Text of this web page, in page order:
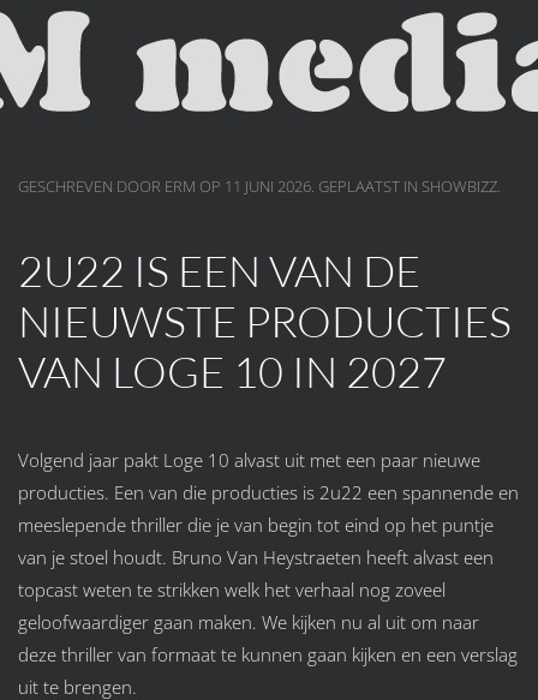
Skip to main content
GESCHREVEN DOOR ERM OP 11 JUNI 2026. GEPLAATST IN SHOWBIZZ.
2U22 IS EEN VAN DE
NIEUWSTE PRODUCTIES
VAN LOGE 10 IN 2027
Volgend jaar pakt Loge 10 alvast uit met een paar nieuwe
producties. Een van die producties is 2u22 een spannende en
meeslepende thriller die je van begin tot eind op het puntje
van je stoel houdt. Bruno Van Heystraeten heeft alvast een
topcast weten te strikken welk het verhaal nog zoveel
geloofwaardiger gaan maken. We kijken nu al uit om naar
deze thriller van formaat te kunnen gaan kijken en een verslag
uit te brengen.